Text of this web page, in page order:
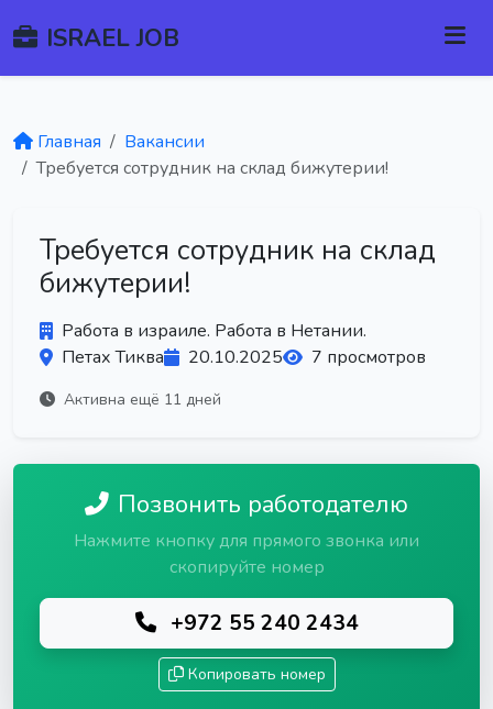
ISRAEL JOB
Главная
Вакансии
Требуется сотрудник на склад бижутерии!
Требуется сотрудник на склад
бижутерии!
Работа в израиле. Работа в Нетании.
Петах Тиква
20.10.2025 7 просмотров
Активна ещё 11 дней
Позвонить работодателю
Нажмите кнопку для прямого звонка или
скопируйте номер
+972 55 240 2434
Копировать номер